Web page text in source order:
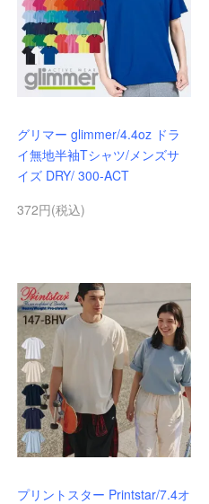
グリマー glimmer/4.4oz ドラ
イ無地半袖Tシャツ/メンズサ
イズ DRY/ 300-ACT
372円(税込)
プリントスター Printstar/7.4オ